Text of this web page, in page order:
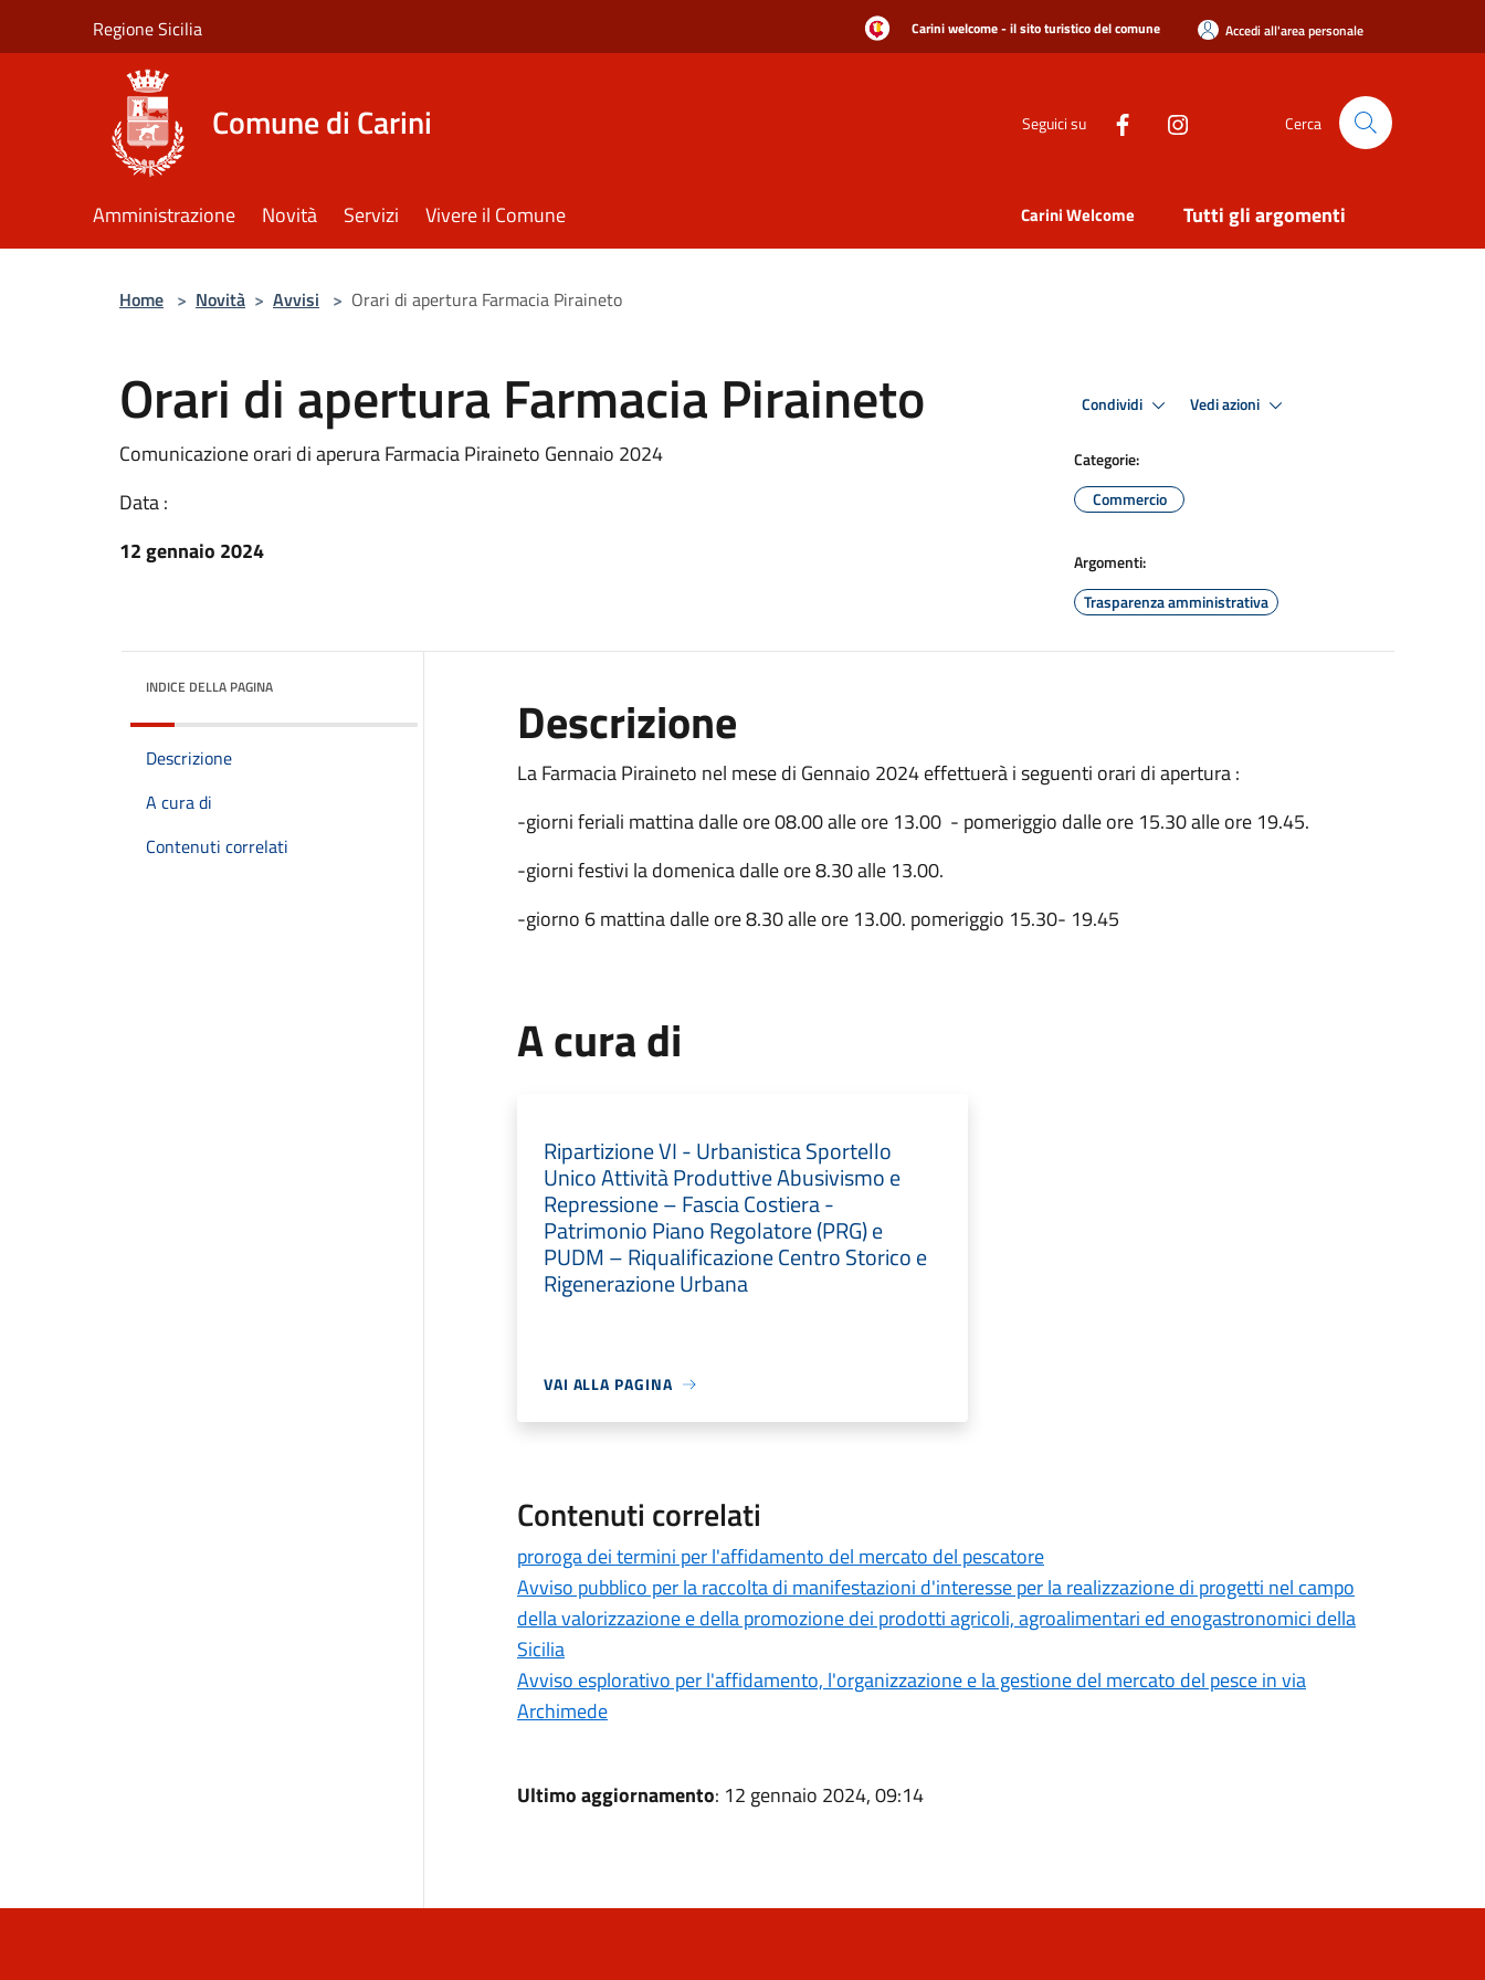
Regione Sicilia Carini welcome - il sito turistico del comune Accedi all'area personale
Comune di Carini Seguici su Cerca
Amministrazione Novità Servizi Vivere il Comune Carini Welcome Tutti gli argomenti
Home > Novità > Avvisi > Orari di apertura Farmacia Piraineto
Orari di apertura Farmacia Piraineto
Comunicazione orari di aperura Farmacia Piraineto Gennaio 2024
Data :
12 gennaio 2024
Condividi Vedi azioni
Categorie:
Commercio
Argomenti:
Trasparenza amministrativa
INDICE DELLA PAGINA
Descrizione
A cura di
Contenuti correlati
Descrizione
La Farmacia Piraineto nel mese di Gennaio 2024 effettuerà i seguenti orari di apertura :
-giorni feriali mattina dalle ore 08.00 alle ore 13.00 - pomeriggio dalle ore 15.30 alle ore 19.45.
-giorni festivi la domenica dalle ore 8.30 alle 13.00.
-giorno 6 mattina dalle ore 8.30 alle ore 13.00. pomeriggio 15.30- 19.45
A cura di
Ripartizione VI - Urbanistica Sportello
Unico Attività Produttive Abusivismo e
Repressione – Fascia Costiera -
Patrimonio Piano Regolatore (PRG) e
PUDM – Riqualificazione Centro Storico e
Rigenerazione Urbana
VAI ALLA PAGINA
Contenuti correlati
proroga dei termini per l'affidamento del mercato del pescatore
Avviso pubblico per la raccolta di manifestazioni d'interesse per la realizzazione di progetti nel campo
della valorizzazione e della promozione dei prodotti agricoli, agroalimentari ed enogastronomici della
Sicilia
Avviso esplorativo per l'affidamento, l'organizzazione e la gestione del mercato del pesce in via
Archimede
Ultimo aggiornamento: 12 gennaio 2024, 09:14